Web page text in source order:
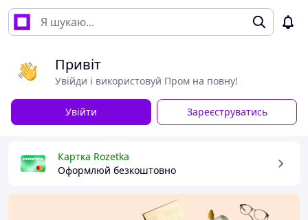
Привіт
Увійди і використовуй Пром на повну!
Увійти Зареєструватись
Картка Rozetka
Оформлюй безкоштовно